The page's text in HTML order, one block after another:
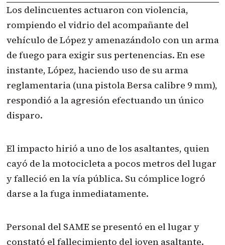
Los delincuentes actuaron con violencia,
rompiendo el vidrio del acompañante del
vehículo de López y amenazándolo con un arma
de fuego para exigir sus pertenencias. En ese
instante, López, haciendo uso de su arma
reglamentaria (una pistola Bersa calibre 9 mm),
respondió a la agresión efectuando un único
disparo.
El impacto hirió a uno de los asaltantes, quien
cayó de la motocicleta a pocos metros del lugar
y falleció en la vía pública. Su cómplice logró
darse a la fuga inmediatamente.
Personal del SAME se presentó en el lugar y
constató el fallecimiento del joven asaltante.